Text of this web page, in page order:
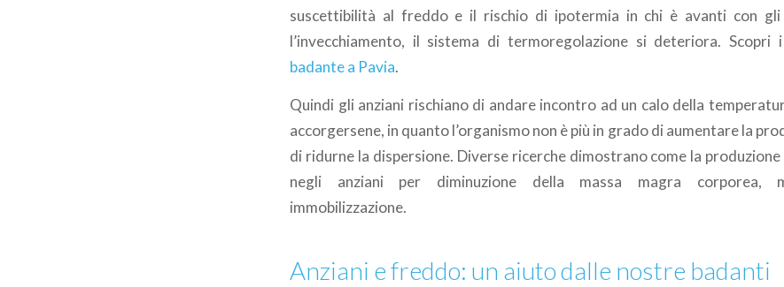
suscettibilità al freddo e il rischio di ipotermia in chi è avanti con gli
l’invecchiamento, il sistema di termoregolazione si deteriora.
badante a Pavia.
Quindi gli anziani rischiano di andare incontro ad un calo della
accorgersene, in quanto l’organismo non è più in grado di aumentare la
di ridurne la dispersione. Diverse ricerche dimostrano come la
negli anziani per diminuzione della massa magra corporea,
immobilizzazione.
Anziani e freddo: un aiuto dalle nostre badanti